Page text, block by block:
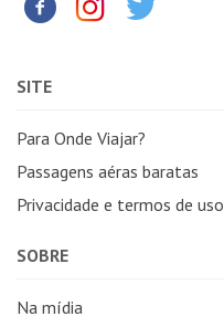
SITE
Para Onde Viajar?
Passagens aéras baratas
Privacidade e termos de uso
SOBRE
Na mídia